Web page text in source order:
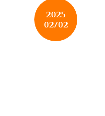
2025
02/02